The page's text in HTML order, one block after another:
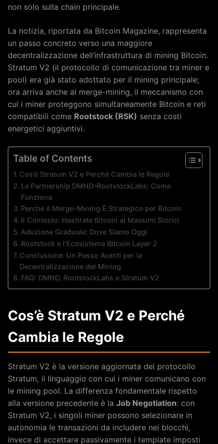
non solo sulla chain principale.
La notizia, riportata da Bitcoin Magazine, rappresenta
un passo concreto verso una maggiore
decentralizzazione dell’infrastruttura di mining Bitcoin.
Stratum V2 (il protocollo di comunicazione tra miner e
pool) era già stato adottato per il mining principale;
ora arriva anche al merge-mining, il meccanismo con
cui i miner proteggono simultaneamente Bitcoin e reti
compatibili come Rootstock (RSK) senza costi
energetici aggiuntivi.
Table of Contents
Cos’è Stratum V2 e Perché Cambia le Regole
La Partnership DMND–RootstockLabs: Come
Funziona
Perché il Merge-Mining È Strategico per Bitcoin
Il Contesto: Hashrate Bitcoin ai Massimi Storici
Adozione Graduale: Dove Siamo Oggi
Rootstock e l’Ecosistema Bitcoin Layer 2
Conclusione: Un Passo Avanti per la
Decentralizzazione del Mining
FAQ: DMND, RootstockLabs e Stratum V2
Cos’è Stratum V2 e Perché
Cambia le Regole
Stratum V2 è la versione aggiornata del protocollo
Stratum, il linguaggio con cui i miner comunicano con
le mining pool. La differenza fondamentale rispetto
alla versione precedente è la Job Negotiation: con
Stratum V2, i singoli miner possono selezionare in
autonomia le transazioni da includere nei blocchi,
invece di accettare passivamente i template imposti